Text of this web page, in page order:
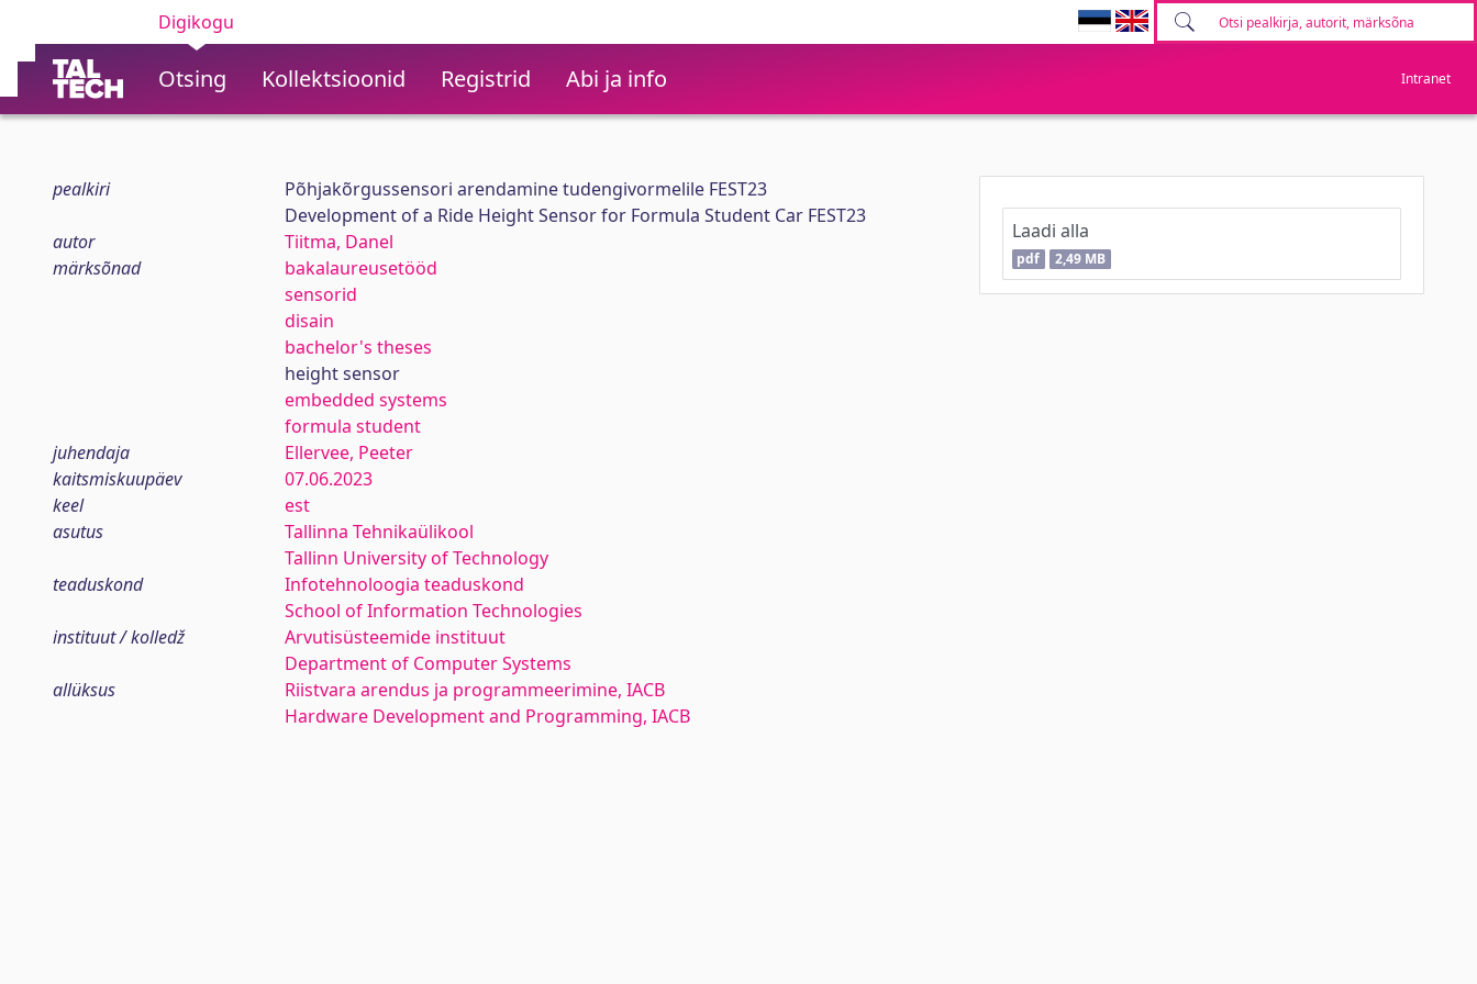
Digikogu
Otsing Kollektsioonid Registrid Abi ja info Intranet
pealkiri
Põhjakõrgussensori arendamine tudengivormelile FEST23
Development of a Ride Height Sensor for Formula Student Car FEST23
autor
Tiitma, Danel
märksõnad
bakalaureusetööd
sensorid
disain
bachelor's theses
height sensor
embedded systems
formula student
juhendaja
Ellervee, Peeter
kaitsmiskuupäev
07.06.2023
keel
est
asutus
Tallinna Tehnikaülikool
Tallinn University of Technology
teaduskond
Infotehnoloogia teaduskond
School of Information Technologies
instituut / kolledž
Arvutisüsteemide instituut
Department of Computer Systems
allüksus
Riistvara arendus ja programmeerimine, IACB
Hardware Development and Programming, IACB
Laadi alla
pdf 2,49 MB